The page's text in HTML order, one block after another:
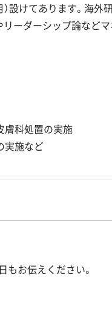
設けてあります。海外
ーダーシップ論など
膚科処置の実施
実施など
お伝えください。